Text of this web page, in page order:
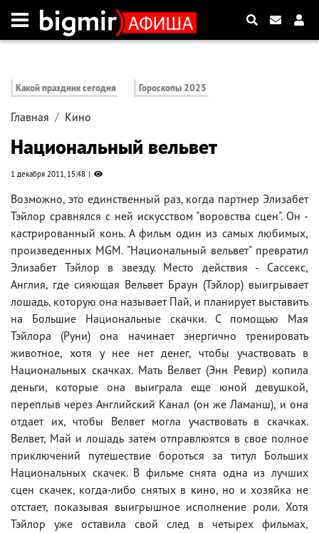
Какой праздник сегодня Гороскопы 2025
Главная Кино
Национальный вельвет
1 декабря 2011, 15:48
Возможно, это единственный раз, когда партнер Элизабет
Тэйлор сравнялся с ней искусством "воровства сцен". Он -
кастрированный конь. А фильм один из самых любимых,
произведенных MGM. "Национальный вельвет" превратил
Элизабет Тэйлор в звезду. Место действия - Сассекс,
Англия, где сияющая Вельвет Браун (Тэйлор) выигрывает
лошадь, которую она называет Пай, и планирует выставить
на Большие Национальные скачки. С помощью Мая
Тэйлора (Руни) она начинает энергично тренировать
животное, хотя у нее нет денег, чтобы участвовать в
Национальных скачках. Мать Велвет (Энн Ревир) копила
деньги, которые она выиграла еще юной девушкой,
переплыв через Английский Канал (он же Ламанш), и она
отдает их, чтобы Велвет могла участвовать в скачках.
Велвет, Май и лошадь затем отправлюятся в свое полное
приключений путешествие бороться за титул Больших
Национальных скачек. В фильме снята одна из лучших
сцен скачек, когда-либо снятых в кино, но и хозяйка не
отстает, показывая выигрышное исполнение роли. Хотя
Тэйлор уже оставила свой след в четырех фильмах,